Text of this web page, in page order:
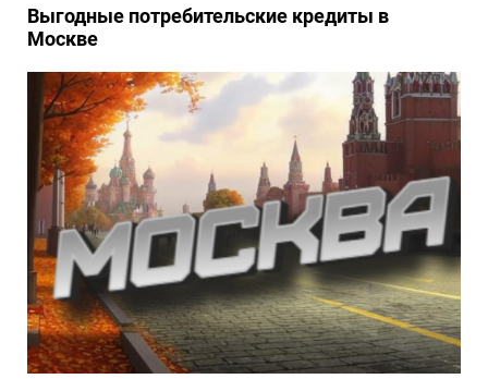
Выгодные потребительские кредиты в
Москве